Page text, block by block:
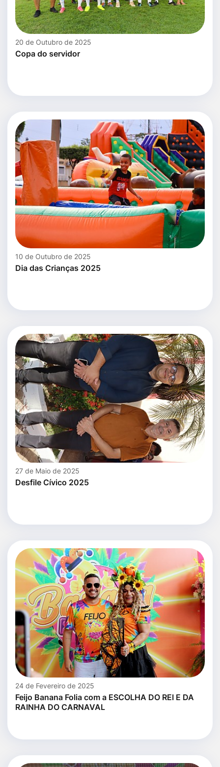
20 de Outubro de 2025
Copa do servidor
10 de Outubro de 2025
Dia das Crianças 2025
27 de Maio de 2025
Desfile Cívico 2025
24 de Fevereiro de 2025
Feijo Banana Folia com a ESCOLHA DO REI E DA
RAINHA DO CARNAVAL